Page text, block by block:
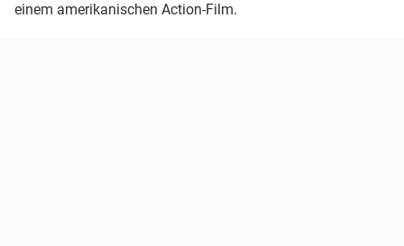
einem amerikanischen Action-Film.